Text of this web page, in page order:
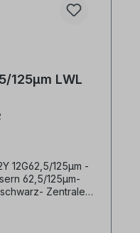
125µm LWL
12G62,5/125µm -
62,5/125µm-
Zentrale